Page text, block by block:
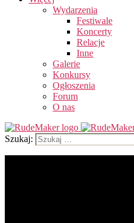
Wydarzenia
Festiwale
Koncerty
Relacje
Inne
Galerie
Konkursy
Ogłoszenia
Forum
O nas
Szukaj: